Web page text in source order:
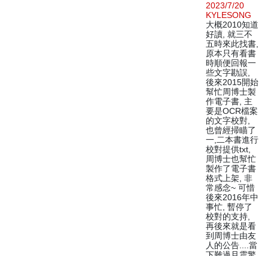
2023/7/20
KYLESONG
大概2010知道
好讀, 就三不
五時來此找書,
原本只有看書
時順便回報一
些文字勘誤,
後來2015開始
幫忙周博士製
作電子書, 主
要是OCR檔案
的文字校對,
也曾經掃瞄了
一,二本書進行
校對提供txt,
周博士也幫忙
製作了電子書
格式上架, 非
常感念~ 可惜
後來2016年中
事忙, 暫停了
校對的支持,
再後來就是看
到周博士由友
人的公告....當